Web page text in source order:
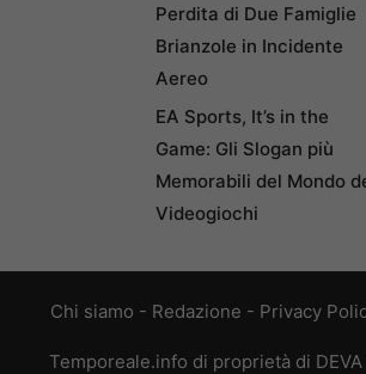
Perdita di Due Famiglie
Brianzole in Incidente
Aereo
EA Sports, It’s in the
Game: Gli Slogan più
Memorabili del Mondo
Videogiochi
Chi siamo - Redazione - Privacy
Temporeale.info di proprietà di DEVA